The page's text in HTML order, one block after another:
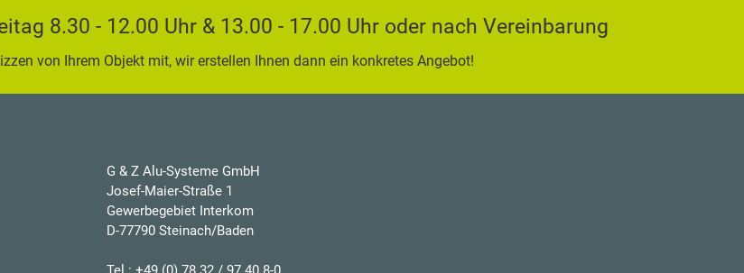
8.30 - 12.00 Uhr & 13.00 - 17.00 Uhr oder nach Vereinbarung
von Ihrem Objekt mit, wir erstellen Ihnen dann ein konkretes Angebot!
G & Z Alu-Systeme GmbH
Josef-Maier-Straße 1
Gewerbegebiet Interkom
D-77790 Steinach/Baden